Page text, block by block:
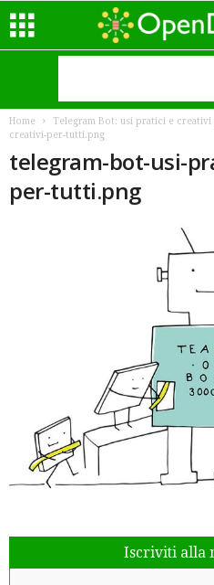
Home Telegram Bot: usi pratici e
creativi-per-tutti.png
telegram-bot-usi-
per-tutti.png
Iscriviti alla